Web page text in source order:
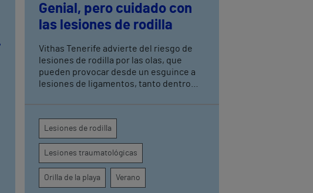
Genial, pero cuidado con
las lesiones de rodilla
Vithas Tenerife advierte del riesgo de
lesiones de rodilla por las olas, que
pueden provocar desde un esguince a
lesiones de ligamentos, tanto dentro
Lesiones de rodilla
Lesiones traumatológicas
Orilla de la playa Verano